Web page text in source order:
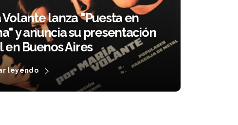
Volante lanza "Puesta en
y anuncia su presentación
en Buenos Aires
leyendo